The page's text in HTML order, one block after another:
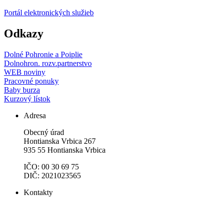
Portál elektronických služieb
Odkazy
Dolné Pohronie a Poiplie
Dolnohron. rozv.partnerstvo
WEB noviny
Pracovné ponuky
Baby burza
Kurzový lístok
Adresa
Obecný úrad
Hontianska Vrbica 267
935 55 Hontianska Vrbica
IČO: 00 30 69 75
DIČ: 2021023565
Kontakty